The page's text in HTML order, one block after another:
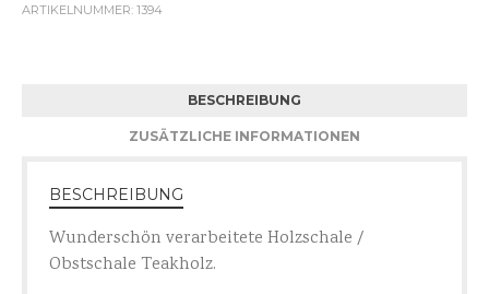
ARTIKELNUMMER: 1394
BESCHREIBUNG
ZUSÄTZLICHE INFORMATIONEN
BESCHREIBUNG
Wunderschön verarbeitete Holzschale /
Obstschale Teakholz.